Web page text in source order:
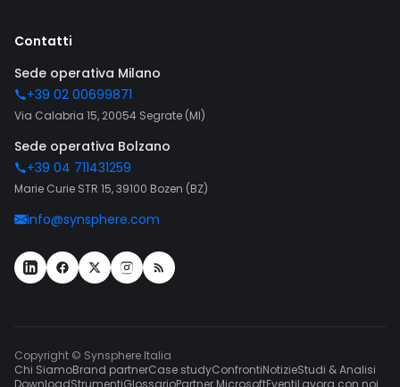
Contatti
Sede operativa Milano
+39 02 00699871
Via Calabria 15, 20054 Segrate (MI)
Sede operativa Bolzano
+39 04 711431259
Marie Curie STR 15, 39100 Bozen (BZ)
info@synsphere.com
Copyright © Synsphere Italia
Chi SiamoBrand partnerCase studyConfrontiNotizieStudi & Analisi
DownloadStrumentiGlossarioPartner MicrosoftEventiLavora con noi